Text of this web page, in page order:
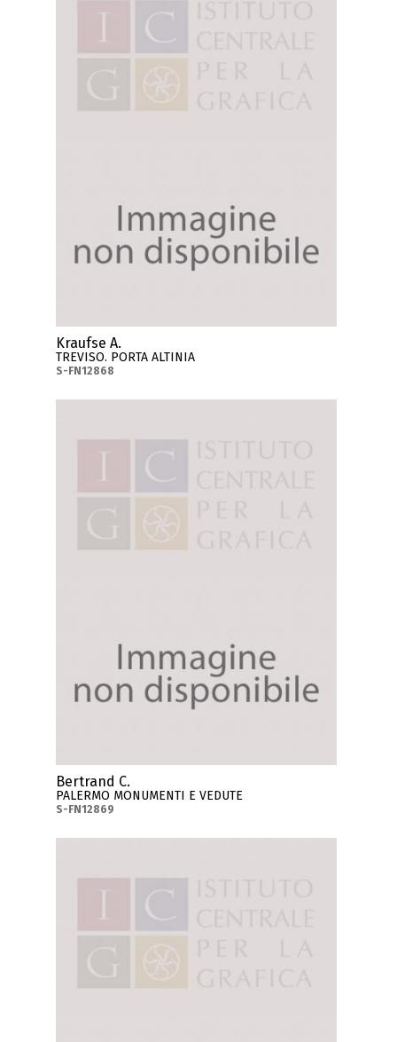
Kraufse A.
TREVISO. PORTA ALTINIA
S-FN12868
Bertrand C.
PALERMO MONUMENTI E VEDUTE
S-FN12869